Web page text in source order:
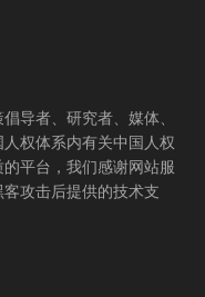
导者、研究者、媒体、
权体系内有关中国人权
平台，我们感谢网站服
攻击后提供的技术支